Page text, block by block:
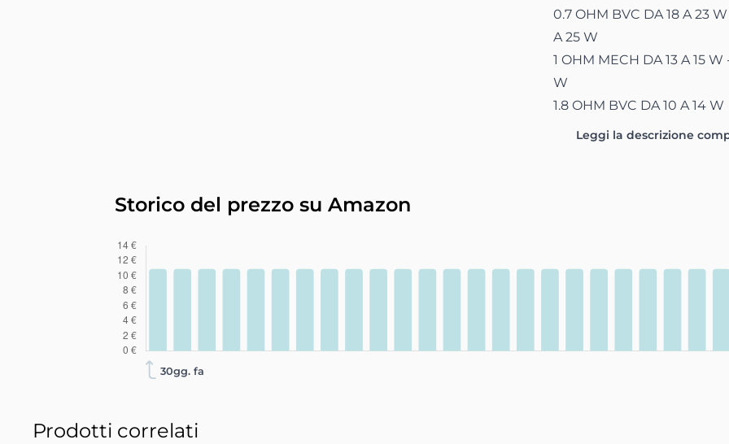
0.7 OHM BVC DA 18 A 23
A 25 W
1 OHM MECH DA 13 A 15 W
W
1.8 OHM BVC DA 10 A 14 W
Leggi la descrizione
Storico del prezzo su Amazon
30gg. fa
Prodotti correlati